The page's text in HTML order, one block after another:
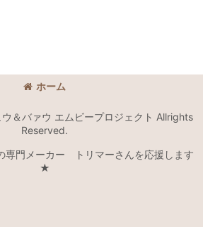
ホーム
＆バァウ エムビープロジェクト Allrights
Reserved.
専門メーカー トリマーさんを応援します
★